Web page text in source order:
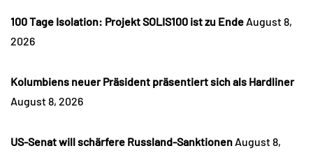
100 Tage Isolation: Projekt SOLIS100 ist zu Ende August 8,
2026
Kolumbiens neuer Präsident präsentiert sich als Hardliner
August 8, 2026
US-Senat will schärfere Russland-Sanktionen August 8,